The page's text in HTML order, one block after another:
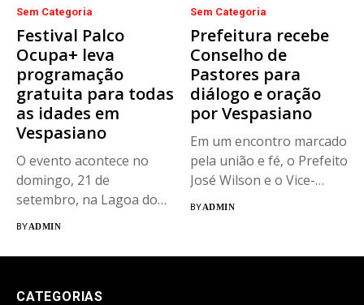
Sem Categoria
Festival Palco
Ocupa+ leva
programação
gratuita para todas
as idades em
Vespasiano
O evento acontece no
domingo, 21 de
setembro, na Lagoa do
Morro...
BYADMIN
Sem Categoria
Prefeitura recebe
Conselho de
Pastores para
diálogo e oração
por Vespasiano
Em um encontro marcado
pela união e fé, o Prefeito
José Wilson e o Vice-
Prefeito Filipe...
BYADMIN
CATEGORIAS